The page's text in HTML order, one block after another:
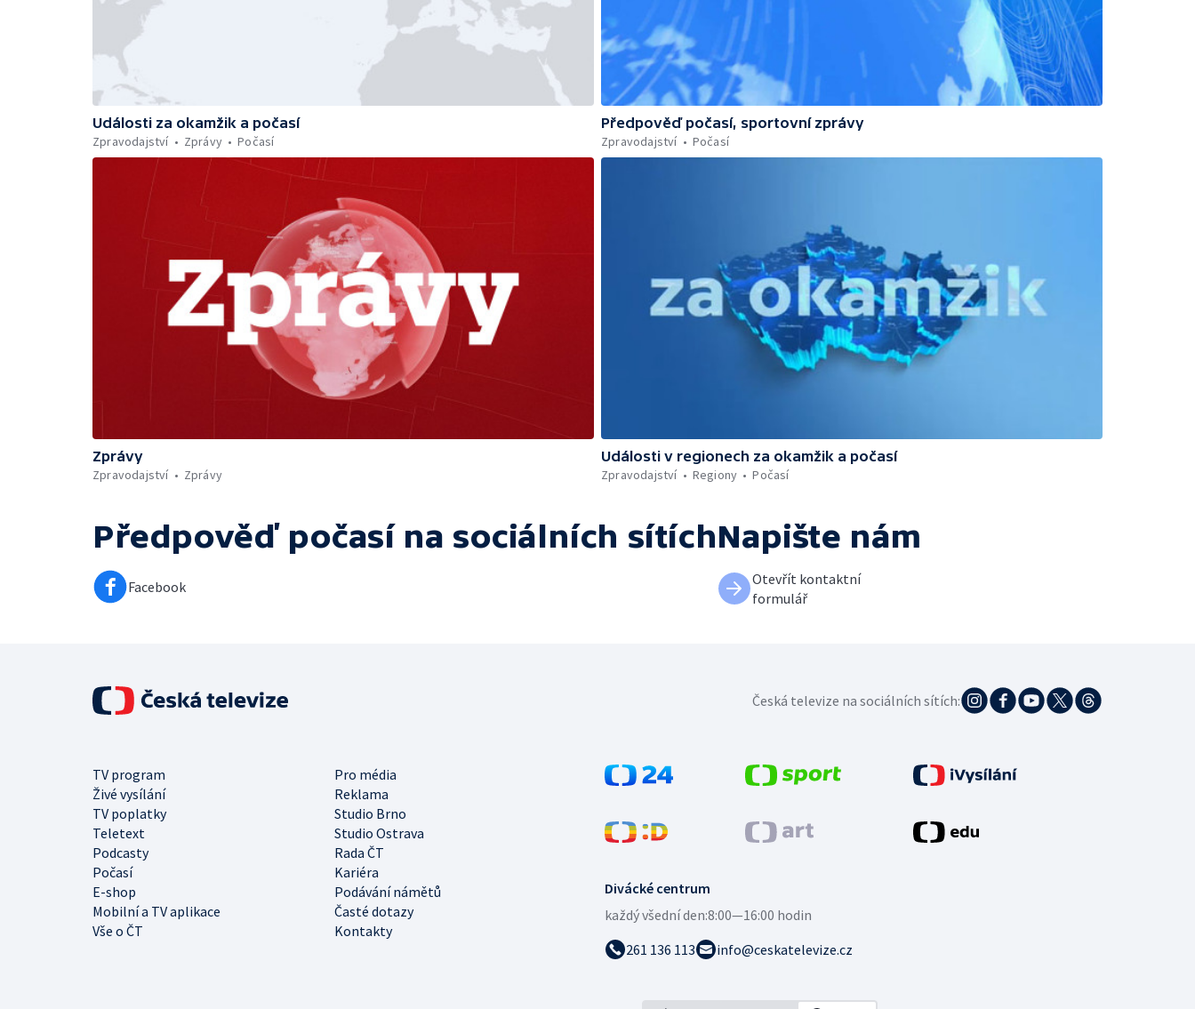
Události za okamžik a počasí
Zpravodajství
Zprávy Počasí
Předpověď počasí, sportovní zprávy
Zpravodajství
Počasí
Zprávy
Zpravodajství
Zprávy
Události v regionech za okamžik a počasí
Zpravodajství
Regiony Počasí
Předpověď počasí na sociálních sítích
Facebook
Napište nám
Otevřít kontaktní
formulář
Divácké centrum
každý všední den:8:00—16:00 hodin
261 136 113
info@ceskatelevize.cz
TV program
Pro média
Živé vysílání
Reklama
TV poplatky
Studio Brno
Teletext
Studio Ostrava
Podcasty
Rada ČT
Počasí
Kariéra
E-shop
Podávání námětů
Mobilní a TV aplikace
Časté dotazy
Vše o ČT
Kontakty
Česká televize na sociálních sítích: